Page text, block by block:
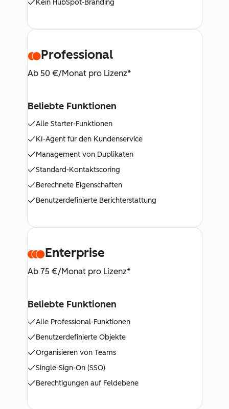
Kein HubSpot-Branding
Professional
Ab 50 €/Monat pro Lizenz*
Beliebte Funktionen
Alle Starter-Funktionen
KI-Agent für den Kundenservice
Management von Duplikaten
Standard-Kontaktscoring
Berechnete Eigenschaften
Benutzerdefinierte Berichterstattung
Enterprise
Ab 75 €/Monat pro Lizenz*
Beliebte Funktionen
Alle Professional-Funktionen
Benutzerdefinierte Objekte
Organisieren von Teams
Single-Sign-On (SSO)
Berechtigungen auf Feldebene